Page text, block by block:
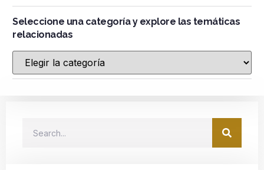
Seleccione una categoría y explore las temáticas
relacionadas